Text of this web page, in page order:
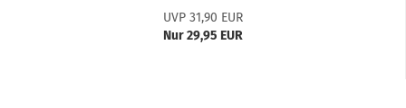
UVP 31,90 EUR
Nur 29,95 EUR